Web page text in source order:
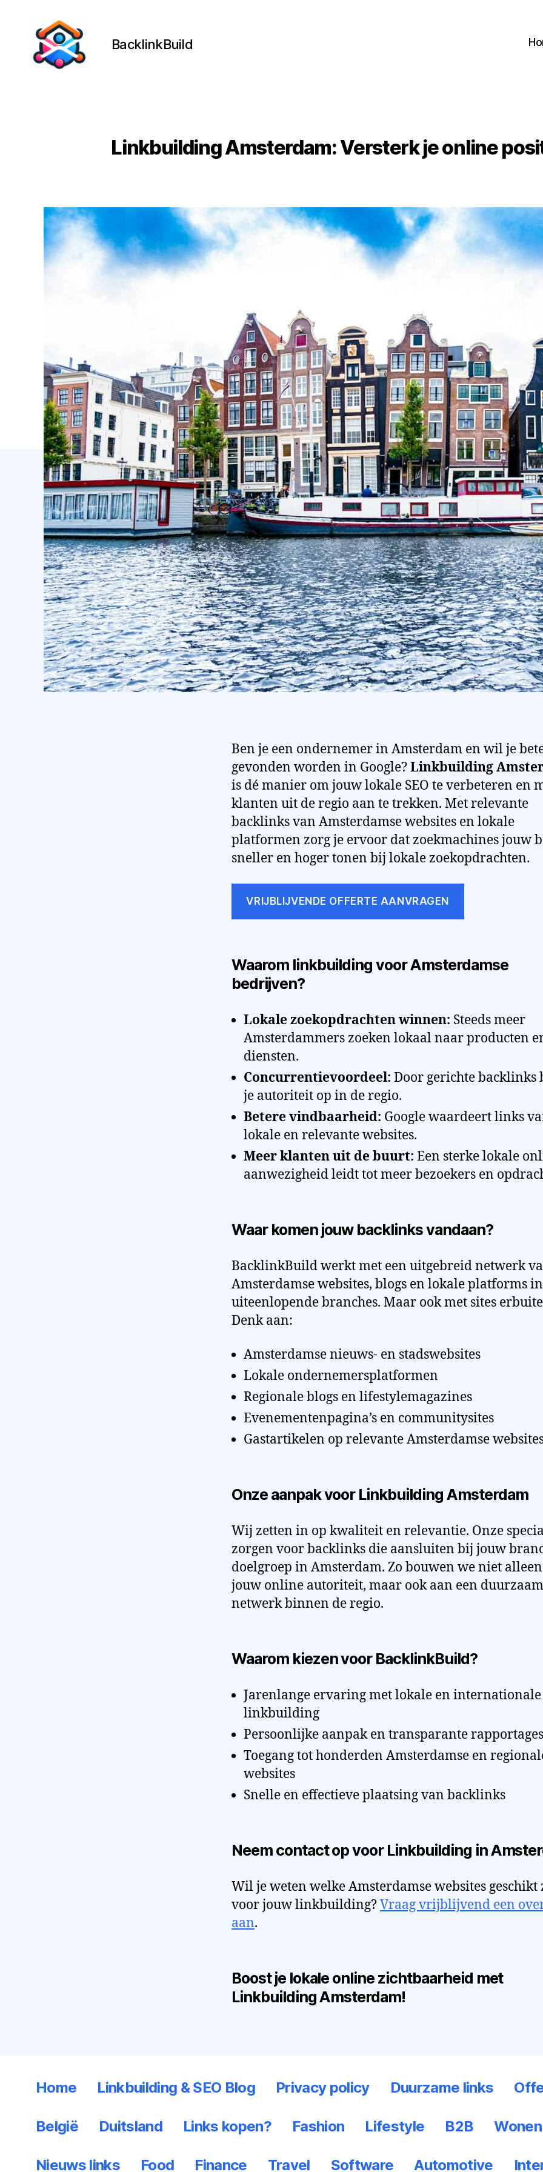
BacklinkBuild
Linkbuilding Amsterdam: Versterk je online
Ben je een ondernemer in Amsterdam en wil je
gevonden worden in Google?Linkbuilding
is dé manier om jouw lokale SEO te verbeteren en
klanten uit de regio aan te trekken. Met relevante
backlinks van Amsterdamse websites en lokale
platformen zorg je ervoor dat zoekmachines jouw
sneller en hoger tonen bij lokale zoekopdrachten.
VRIJBLIJVENDE OFFERTE AANVRAGEN
Waarom linkbuilding voor Amsterdamse
bedrijven?
Lokale zoekopdrachten winnen: Steeds meer
Amsterdammers zoeken lokaal naar producten
diensten.
Concurrentievoordeel: Door gerichte backlinks
je autoriteit op in de regio.
Betere vindbaarheid: Google waardeert links
lokale en relevante websites.
Meer klanten uit de buurt: Een sterke lokale
aanwezigheid leidt tot meer bezoekers en
Waar komen jouw backlinks vandaan?
BacklinkBuild werkt met een uitgebreid netwerk
Amsterdamse websites, blogs en lokale platforms in
uiteenlopende branches. Maar ook met sites
Denk aan:
Amsterdamse nieuws- en stadswebsites
Lokale ondernemersplatformen
Regionale blogs en lifestylemagazines
Evenementenpagina’s en communitysites
Gastartikelen op relevante Amsterdamse
Onze aanpak voor Linkbuilding Amsterdam
Wij zetten in op kwaliteit en relevantie. Onze
zorgen voor backlinks die aansluiten bij jouw
doelgroep in Amsterdam. Zo bouwen we niet
jouw online autoriteit, maar ook aan een duurzaam
netwerk binnen de regio.
Waarom kiezen voor BacklinkBuild?
Jarenlange ervaring met lokale en internationale
linkbuilding
Persoonlijke aanpak en transparante rapportages
Toegang tot honderden Amsterdamse en
websites
Snelle en effectieve plaatsing van backlinks
Neem contact op voor Linkbuilding in
Wil je weten welke Amsterdamse websites geschikt
voor jouw linkbuilding?Vraag vrijblijvend een
aan.
Boost je lokale online zichtbaarheid met
Linkbuilding Amsterdam!
Home Linkbuilding & SEO Blog Privacy policy Duurzame links
België Duitsland Links kopen? Fashion Lifestyle B2B Wonen
Nieuws links Food Finance Travel Software Automotive